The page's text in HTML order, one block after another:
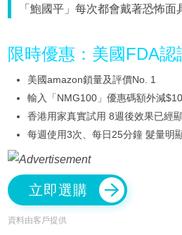
「鮑國平」每次都會戴著恐怖面
限時優惠：美國FDA
美國amazon鎖量及評價No. 1
輸入「NMG100」優惠碼額外減
香港用家真實試用 8週後效果已經
每週使用3次、每日25分鐘 髮量明
立即選購
資料由客戶提供